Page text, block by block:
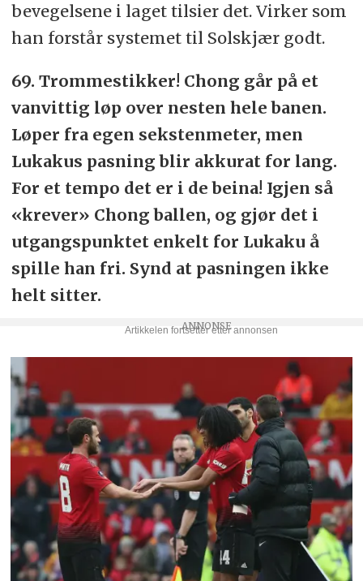
bevegelsene i laget tilsier det. Virker som
han forstår systemet til Solskjær godt.
69. Trommestikker! Chong går på et
vanvittig løp over nesten hele banen.
Løper fra egen sekstenmeter, men
Lukakus pasning blir akkurat for lang.
For et tempo det er i de beina! Igjen så
«krever» Chong ballen, og gjør det i
utgangspunktet enkelt for Lukaku å
spille han fri. Synd at pasningen ikke
helt sitter.